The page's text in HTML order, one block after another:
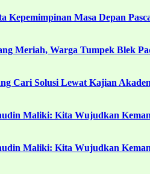
Kepemimpinan Masa Depan
Meriah, Warga Tumpek Blek
Cari Solusi Lewat Kajian
Maliki: Kita Wujudkan
Maliki: Kita Wujudkan